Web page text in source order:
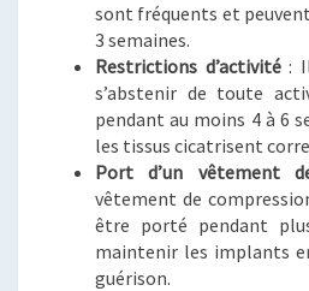
sont fréquents et
3 semaines.
Restrictions d’activité: Il
s’abstenir de toute
pendant au moins 4 à 6
les tissus cicatrisent
Port d’un vêtement
vêtement de
être porté pendant
maintenir les implants
guérison.